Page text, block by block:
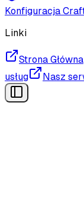
Konfiguracja
Linki
Strona Główna
usług
Nasz